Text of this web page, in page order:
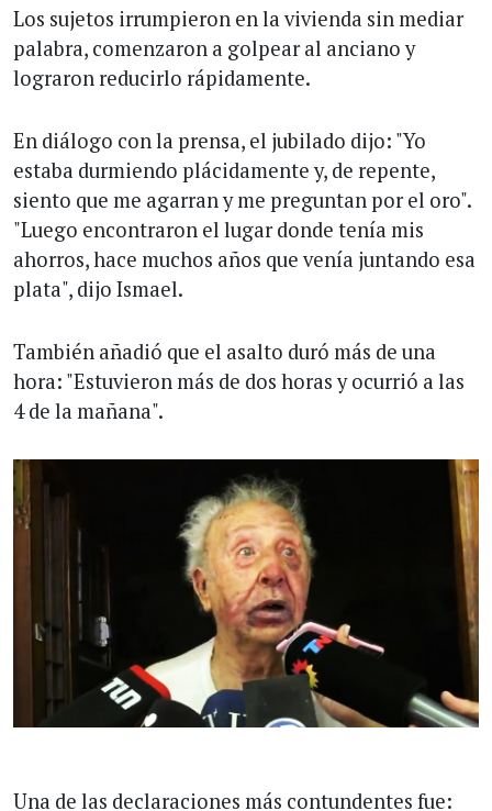
Los sujetos irrumpieron en la vivienda sin mediar
palabra, comenzaron a golpear al anciano y
lograron reducirlo rápidamente.
En diálogo con la prensa, el jubilado dijo: "Yo
estaba durmiendo plácidamente y, de repente,
siento que me agarran y me preguntan por el oro".
"Luego encontraron el lugar donde tenía mis
ahorros, hace muchos años que venía juntando esa
plata", dijo Ismael.
También añadió que el asalto duró más de una
hora: "Estuvieron más de dos horas y ocurrió a las
4 de la mañana".
Una de las declaraciones más contundentes fue: